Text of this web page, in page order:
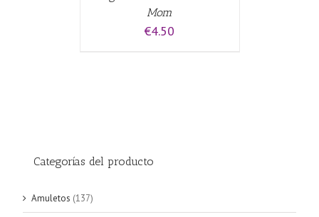
Mom
€4.50
Categorías del producto
Amuletos (137)